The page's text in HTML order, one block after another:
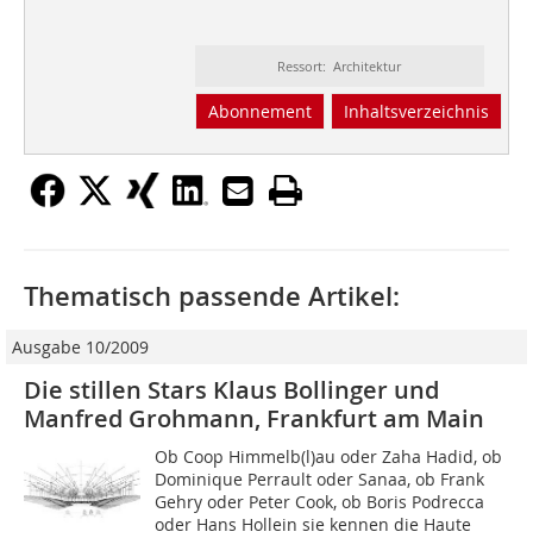
Ressort: Architektur
Abonnement Inhaltsverzeichnis
Thematisch passende Artikel:
Ausgabe 10/2009
Die stillen Stars Klaus Bollinger und
Manfred Grohmann, Frankfurt am Main
Ob Coop Himmelb(l)au oder Zaha Hadid, ob
Dominique Perrault oder Sanaa, ob Frank
Gehry oder Peter Cook, ob Boris Podrecca
oder Hans Hollein sie kennen die Haute